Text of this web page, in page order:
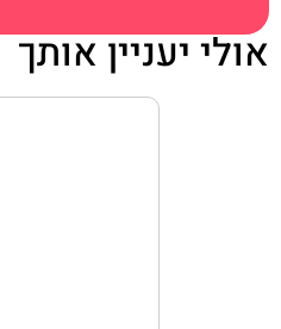
אולי יעניין אותך